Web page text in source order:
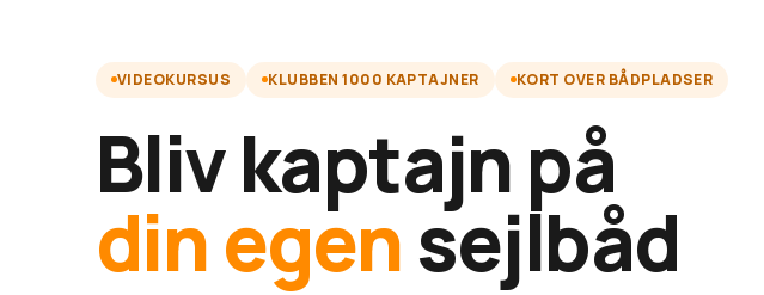
VIDEOKURSUS KLUBBEN 1000 KAPTAJNER KORT OVER BÅDPLADSER
Bliv kaptajn på
din egensejlbåd